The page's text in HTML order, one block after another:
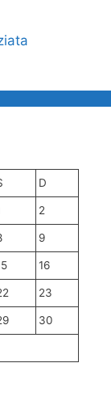
D
2
9
16
23
30